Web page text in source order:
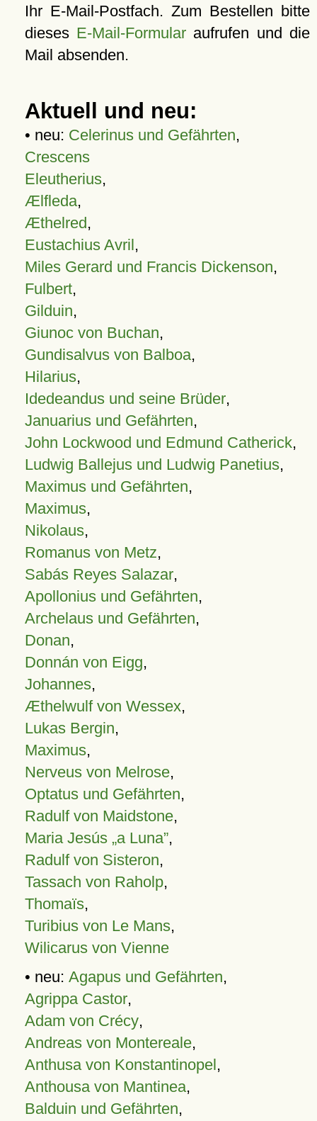
Ihr E-Mail-Postfach. Zum Bestellen bitte
dieses E-Mail-Formular aufrufen und die
Mail absenden.
Aktuell und neu:
• neu: Celerinus und Gefährten,
Crescens
Eleutherius,
Ælfleda,
Æthelred,
Eustachius Avril,
Miles Gerard und Francis Dickenson,
Fulbert,
Gilduin,
Giunoc von Buchan,
Gundisalvus von Balboa,
Hilarius,
Idedeandus und seine Brüder,
Januarius und Gefährten,
John Lockwood und Edmund Catherick,
Ludwig Ballejus und Ludwig Panetius,
Maximus und Gefährten,
Maximus,
Nikolaus,
Romanus von Metz,
Sabás Reyes Salazar,
Apollonius und Gefährten,
Archelaus und Gefährten,
Donan,
Donnán von Eigg,
Johannes,
Æthelwulf von Wessex,
Lukas Bergin,
Maximus,
Nerveus von Melrose,
Optatus und Gefährten,
Radulf von Maidstone,
Maria Jesús „a Luna”,
Radulf von Sisteron,
Tassach von Raholp,
Thomaïs,
Turibius von Le Mans,
Wilicarus von Vienne
• neu: Agapus und Gefährten,
Agrippa Castor,
Adam von Crécy,
Andreas von Montereale,
Anthusa von Konstantinopel,
Anthousa von Mantinea,
Balduin und Gefährten,